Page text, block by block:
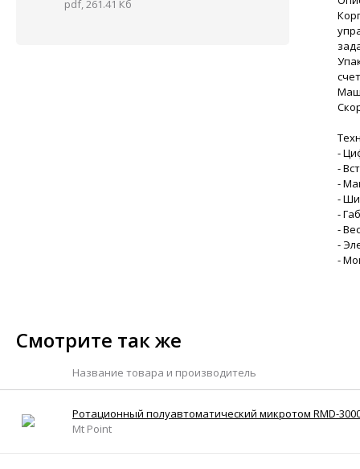
pdf, 261.41 Кб
-
-
-
-
-
-
-
-
Смотрите так же
Название товара и производитель
Ротационный полуавтоматический микротом RMD-
Mt Point